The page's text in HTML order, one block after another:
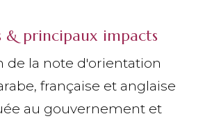
& principaux impacts
de la note d'orientation
française et anglaise
au gouvernement et